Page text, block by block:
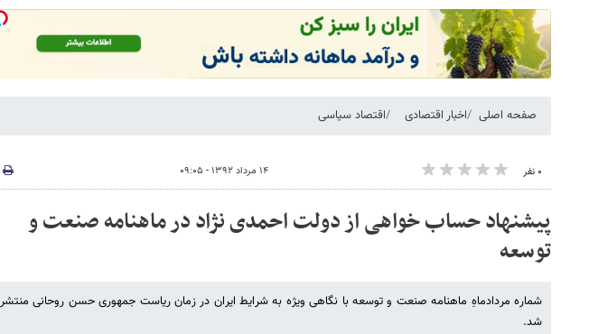
صفحه اصلی اخبار اقتصادی اقتصاد سیاسی
۰ نفر ۱۴ مرداد ۱۳۹۲ - ۰۹:۰۵
پیشنهاد حساب خواهی از دولت احمدی نژاد در ماهنامه صنعت و
توسعه
شماره مردادماهِ ماهنامه صنعت و توسعه با نگاهی ویژه به شرایط ایران در زمان ریاست جمهوری حسن روحانی منتشر
شد.